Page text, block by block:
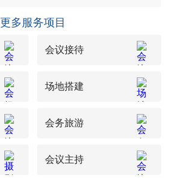
更多服务项目
会议接待
场地搭建
会务旅游
会议主持